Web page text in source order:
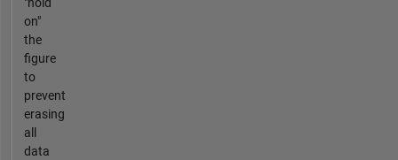
"hold
on"
the
figure
to
prevent
erasing
all
data